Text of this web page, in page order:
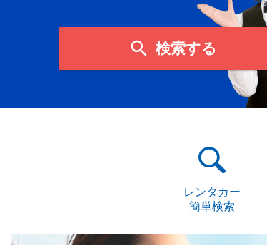
 検索する
レンタカー
簡単検索